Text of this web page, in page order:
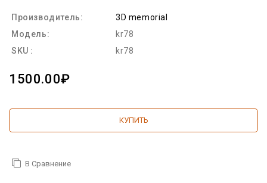
Производитель:
3D memorial
Модель:
kr78
SKU :
kr78
1500.00₽
КУПИТЬ
В Сравнение